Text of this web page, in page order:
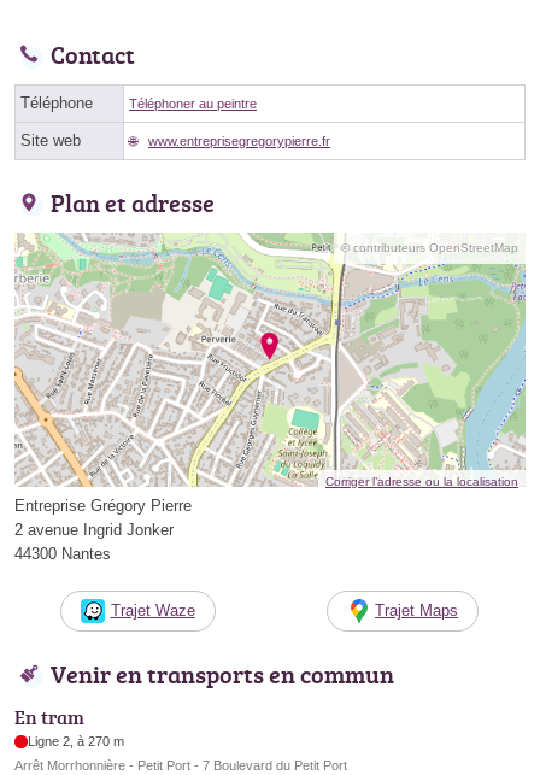
Contact
Téléphone Téléphoner au peintre
Site web www.entreprisegregorypierre.fr
Plan et adresse
© contributeurs OpenStreetMap
Corriger l’adresse ou la localisation
Entreprise Grégory Pierre
2 avenue Ingrid Jonker
44300 Nantes
Trajet Waze Trajet Maps
Venir en transports en commun
En tram
Ligne 2, à 270 m
Arrêt Morrhonnière - Petit Port - 7 Boulevard du Petit Port